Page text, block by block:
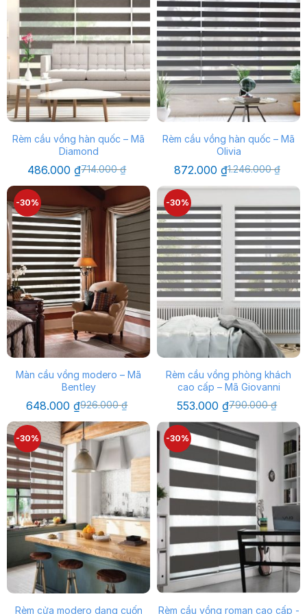
Rèm cầu vồng hàn quốc – Mã
Diamond
714.000₫
Giá
gốc
là:
714.000 ₫.
486.000₫Giá
hiện
tại
là:
486.000 ₫.
Rèm cầu vồng hàn quốc – Mã
Olivia
1.246.000₫
Giá
là:
1.246.000 ₫.
872.000 ₫Giá
tại
là:
872.000 ₫.
-30%
Màn cầu vồng modero – Mã
Bentley
926.000₫
Giá
gốc
là:
926.000 ₫.
648.000₫Giá
hiện
tại
là:
648.000 ₫.
-30%
Rèm cầu vồng phòng khách
cao cấp – Mã Giovanni
790.000₫
Giá
gốc
là:
790.000 ₫.
553.000₫Giá
hiện
tại
là:
553.000 ₫.
-30%
Rèm cửa modero dạng cuốn
-30%
Rèm cầu vồng roman cao cấp -